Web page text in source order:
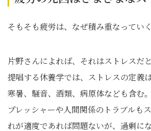
そもそも疲労は、なぜ積み重なってい
片野さんによれば、それはストレスだ
提唱する休養学では、ストレスの定義
寒暑、騒音、酒類、病原体なども含む
プレッシャーや人間関係のトラブルも
れが適度であれば問題ないが、過剰に